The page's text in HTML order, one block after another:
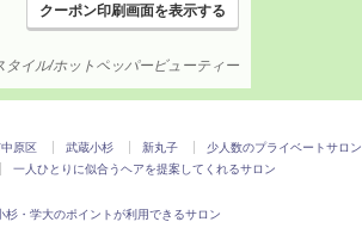
クーポン印刷画面を表示する
イル/ホットペッパービューティー
中原区 武蔵小杉 新丸子 少人数のプライベートサロン
一人ひとりに似合うヘアを提案してくれるサロン
・学大のポイントが利用できるサロン